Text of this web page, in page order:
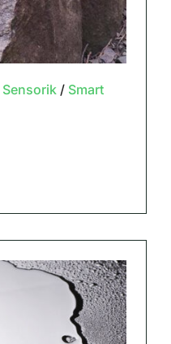
Sensorik/ Smart